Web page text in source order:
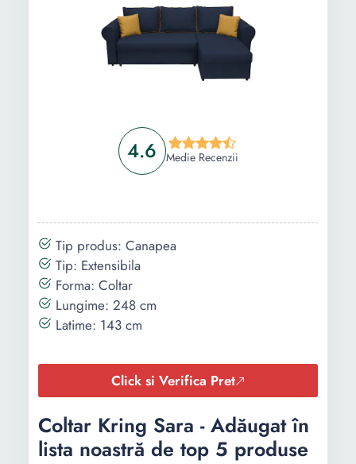
4.6 Medie Recenzii
Tip produs: Canapea
Tip: Extensibila
Forma: Coltar
Lungime: 248 cm
Latime: 143 cm
Click si Verifica Pret
Coltar Kring Sara - Adăugat în
lista noastră de top 5 produse